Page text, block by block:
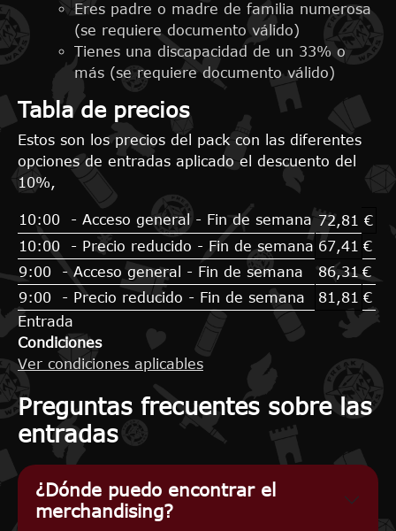
Eres padre o madre de familia numerosa
(se requiere documento válido)
Tienes una discapacidad de un 33% o
más (se requiere documento válido)
Tabla de precios
Estos son los precios del pack con las diferentes
opciones de entradas aplicado el descuento del
10%,
10:00 - Acceso general - Fin de semana 72,81 €
10:00 - Precio reducido - Fin de semana 67,41 €
9:00 - Acceso general - Fin de semana
86,31 €
9:00 - Precio reducido - Fin de semana
81,81 €
Entrada
Condiciones
Ver condiciones aplicables
Preguntas frecuentes sobre las
entradas
¿Dónde puedo encontrar el
merchandising?